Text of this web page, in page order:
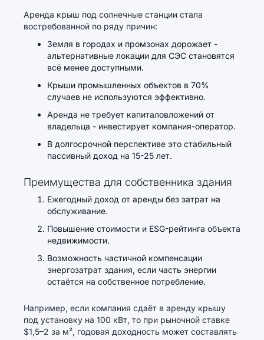
Аренда крыш под солнечные станции стала
востребованной по ряду причин:
Земля в городах и промзонах дорожает -
альтернативные локации для СЭС становятся
всё менее доступными.
Крыши промышленных объектов в 70%
случаев не используются эффективно.
Аренда не требует капиталовложений от
владельца - инвестирует компания-оператор.
В долгосрочной перспективе это стабильный
пассивный доход на 15-25 лет.
Преимущества для собственника здания
Ежегодный доход от аренды без затрат на
обслуживание.
Повышение стоимости и ESG-рейтинга объекта
недвижимости.
Возможность частичной компенсации
энергозатрат здания, если часть энергии
остаётся на собственное потребление.
Например, если компания сдаёт в аренду крышу
под установку на 100 кВт, то при рыночной ставке
$1,5–2 за м², годовая доходность может составлять